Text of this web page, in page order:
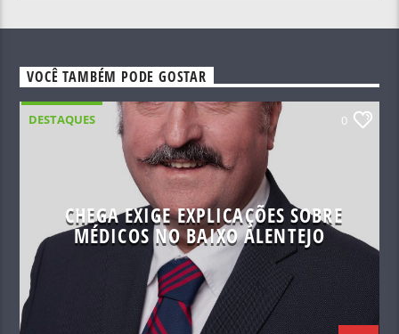
VOCÊ TAMBÉM PODE GOSTAR
DESTAQUES 0
CHEGA EXIGE EXPLICAÇÕES SOBRE
MÉDICOS NO BAIXO ALENTEJO